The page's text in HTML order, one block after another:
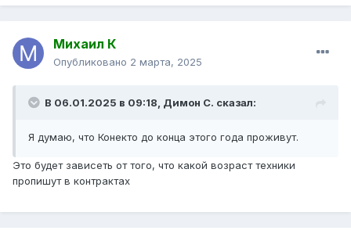
Михаил К
Опубликовано 2 марта, 2025
В 06.01.2025 в 09:18, Димон С. сказал:
Я думаю, что Конекто до конца этого года проживут.
Это будет зависеть от того, что какой возраст техники
пропишут в контрактах